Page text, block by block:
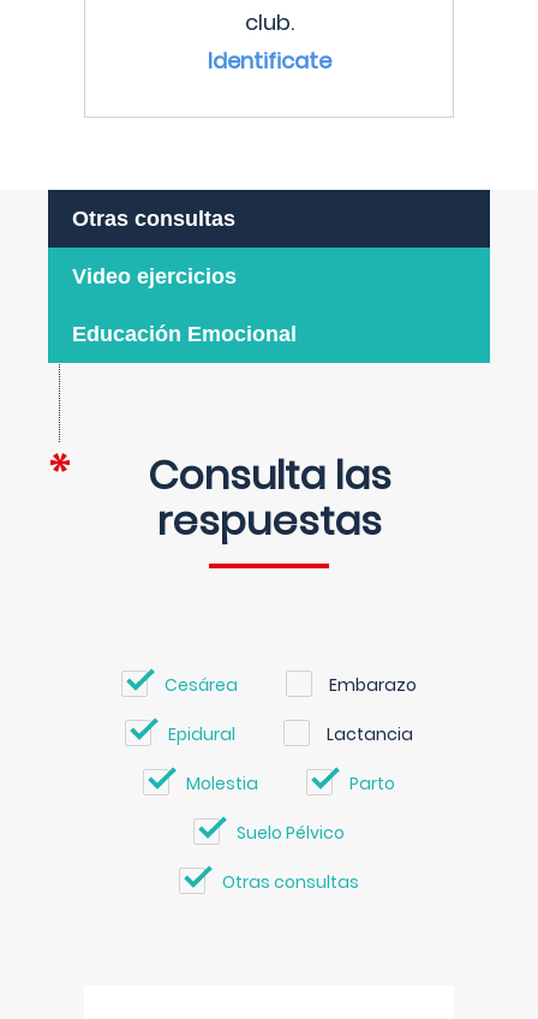
club.
Identificate
Otras consultas
Video ejercicios
Educación Emocional
Consulta las
respuestas
Cesárea Embarazo
Epidural Lactancia
Molestia Parto
Suelo Pélvico
Otras consultas